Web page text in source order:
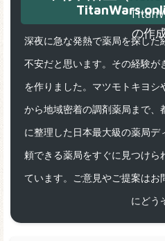
深夜に急な発熱で薬局を探した
不安だと思います。その経験
を作りました。マツモトキヨシ
から地域密着の調剤薬局まで、
に整理した日本最大級の薬局
頼できる薬局をすぐに見つけら
ています。ご意見やご提案は
にどう